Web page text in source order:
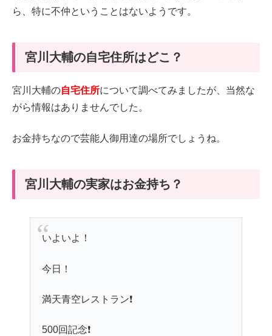
ら、特に不仲ということはないようです。
宮川大輔の自宅住所はどこ？
宮川大輔の自宅住所について調べてみましたが、当然な
がら情報はありませんでした。
お金持ちなので芸能人御用達の場所でしょうね。
宮川大輔の実家はお金持ち？
いよいよ！
今日！
満天青空レストラン❗️
500回記念❗️